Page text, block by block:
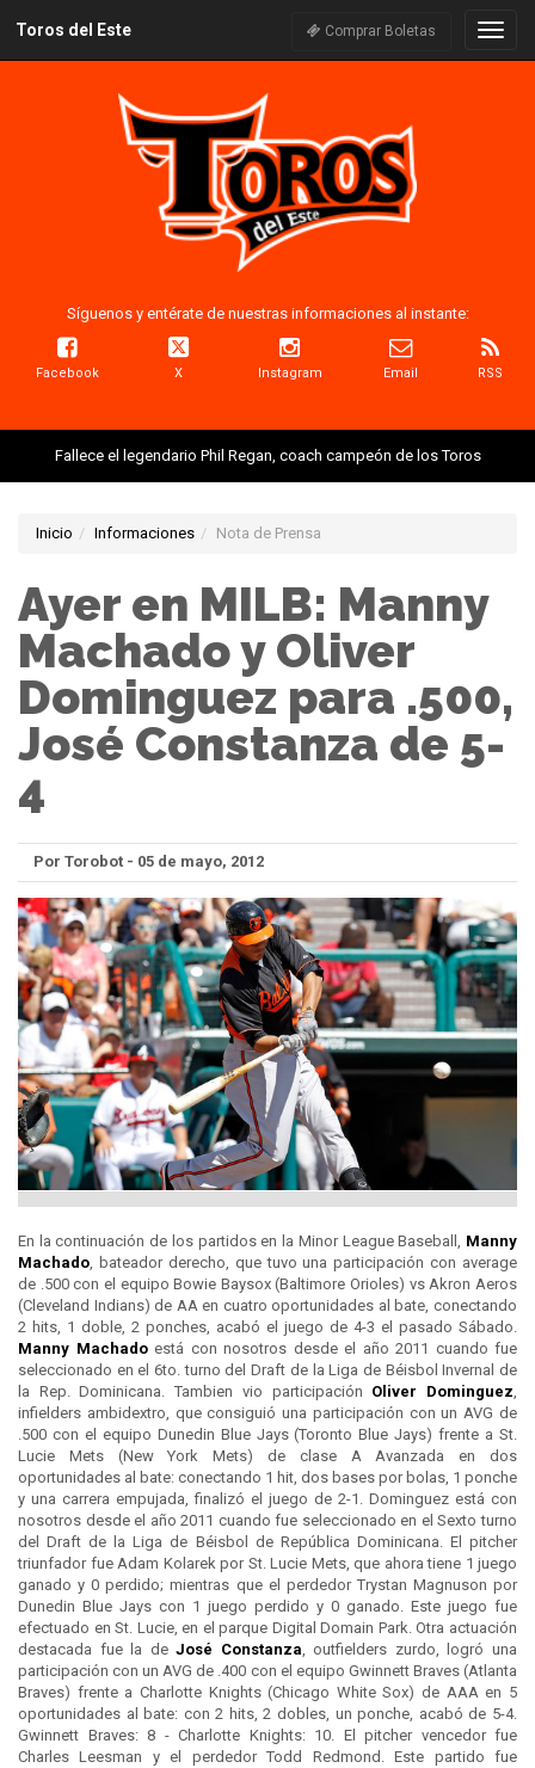
Toros del Este Comprar Boletas
Síguenos y entérate de nuestras informaciones al instante:
Facebook X Instagram Email RSS
Fallece el legendario Phil Regan, coach campeón de los Toros
Inicio Informaciones Nota de Prensa
Ayer en MILB: Manny
Machado y Oliver
Dominguez para .500,
José Constanza de 5-
4
Por Torobot - 05 de mayo, 2012
En la continuación de los partidos en la Minor League Baseball, Manny
Machado, bateador derecho, que tuvo una participación con average
de .500 con el equipo Bowie Baysox (Baltimore Orioles) vs Akron Aeros
(Cleveland Indians) de AA en cuatro oportunidades al bate, conectando
2 hits, 1 doble, 2 ponches, acabó el juego de 4-3 el pasado Sábado.
Manny Machadoestá con nosotros desde el año 2011 cuando fue
seleccionado en el 6to. turno del Draft de la Liga de Béisbol Invernal de
la Rep. Dominicana. Tambien vio participación Oliver Dominguez,
infielders ambidextro, que consiguió una participación con un AVG de
.500 con el equipo Dunedin Blue Jays (Toronto Blue Jays) frente a St.
Lucie Mets (New York Mets) de clase A Avanzada en dos
oportunidades al bate: conectando 1 hit, dos bases por bolas, 1 ponche
y una carrera empujada, finalizó el juego de 2-1. Dominguez está con
nosotros desde el año 2011 cuando fue seleccionado en el Sexto turno
del Draft de la Liga de Béisbol de República Dominicana. El pitcher
triunfador fue Adam Kolarek por St. Lucie Mets, que ahora tiene 1 juego
ganado y 0 perdido; mientras que el perdedor Trystan Magnuson por
Dunedin Blue Jays con 1 juego perdido y 0 ganado. Este juego fue
efectuado en St. Lucie, en el parque Digital Domain Park. Otra actuación
destacada fue la deJosé Constanza, outfielders zurdo, logró una
participación con un AVG de .400 con el equipo Gwinnett Braves (Atlanta
Braves) frente a Charlotte Knights (Chicago White Sox) de AAA en 5
oportunidades al bate: con 2 hits, 2 dobles, un ponche, acabó de 5-4.
Gwinnett Braves: 8 - Charlotte Knights: 10. El pitcher vencedor fue
Charles Leesman y el perdedor Todd Redmond. Este partido fue